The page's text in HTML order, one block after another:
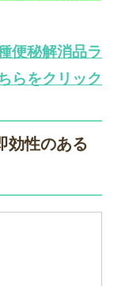
便秘解消品ラ
らをクリック
効性のある